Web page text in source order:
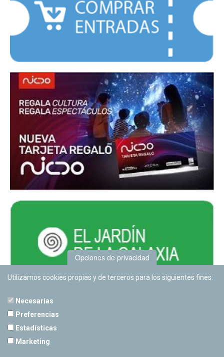
Opciones de privacidad
Utilizamos cookies propias y de terceros para los siguientes fines:
Necesarias
Preferencias
Estadísticas
Marketing